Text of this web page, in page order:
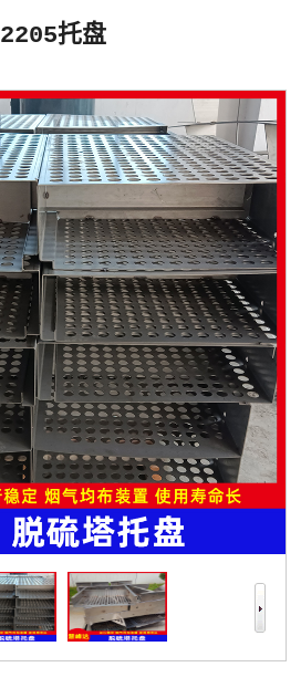
2205托盘